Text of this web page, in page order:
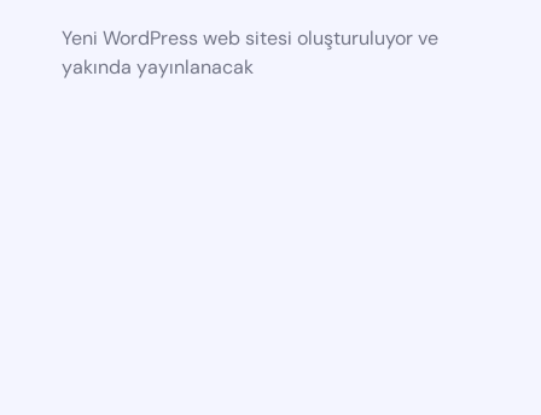
Yeni WordPress web sitesi oluşturuluyor ve
yakında yayınlanacak